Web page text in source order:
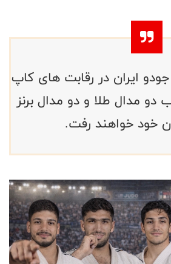
ایران در رقابت های کاپ
دو مدال طلا و دو مدال برنز
خود خواهند رفت.